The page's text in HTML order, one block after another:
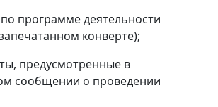
программе деятельности
конверте);
предусмотренные в
сообщении о проведении